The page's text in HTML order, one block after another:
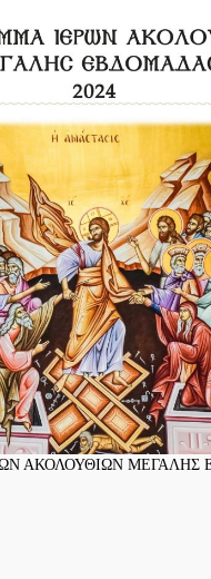
ΑΚΟΛΟΥΘΙΩΝ ΜΕΓΑΛΗΣ